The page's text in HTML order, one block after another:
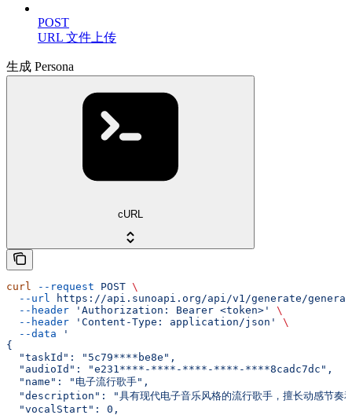
POST
URL 文件上传
生成 Persona
cURL
curl --request POST \
  --url
https://api.sunoapi.org/api/v1/generate/
  --header
'Authorization: Bearer <token>'
\
  --header
'Content-Type: application/json'
\
  --data
'
{
  "taskId": "5c79****be8e",
  "audioId": "e231****-****-****-****-****8cadc7dc",
  "name": "电子流行歌手",
"description": "具有现代电子音乐风格的流行歌手，擅长动感节奏
  "vocalStart": 0,